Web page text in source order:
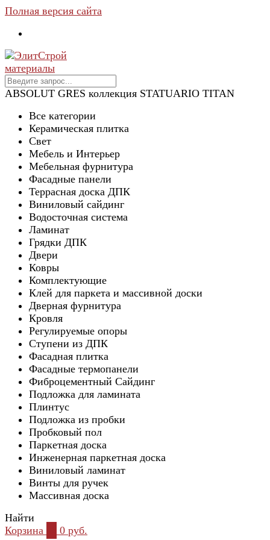
Полная версия сайта
ABSOLUT GRES коллекция STATUARIO TITAN
Все категории
Керамическая плитка
Свет
Мебель и Интерьер
Мебельная фурнитура
Фасадные панели
Террасная доска ДПК
Виниловый сайдинг
Водосточная система
Ламинат
Грядки ДПК
Двери
Ковры
Комплектующие
Клей для паркета и массивной доски
Дверная фурнитура
Кровля
Регулируемые опоры
Ступени из ДПК
Фасадная плитка
Фасадные термопанели
Фиброцементный Сайдинг
Подложка для ламината
Плинтус
Подложка из пробки
Пробковый пол
Паркетная доска
Инженерная паркетная доска
Виниловый ламинат
Винты для ручек
Массивная доска
Найти
Корзина
0 руб.